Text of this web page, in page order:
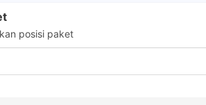
posisi paket